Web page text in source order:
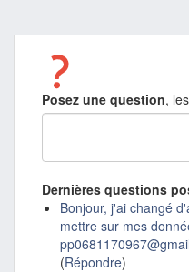
Posez une question,
Dernières questions
Bonjour, j'ai changé
mettre sur mes
(Répondre)